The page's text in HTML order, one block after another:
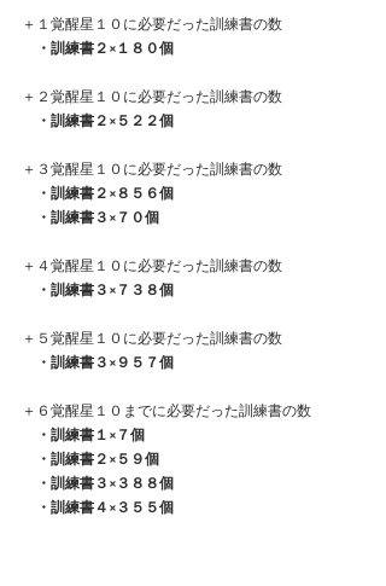
＋１覚醒星１０に必要だった訓練書の数
・訓練書２×１８０個
＋２覚醒星１０に必要だった訓練書の数
・訓練書２×５２２個
＋３覚醒星１０に必要だった訓練書の数
・訓練書２×８５６個
・訓練書３×７０個
＋４覚醒星１０に必要だった訓練書の数
・訓練書３×７３８個
＋５覚醒星１０に必要だった訓練書の数
・訓練書３×９５７個
＋６覚醒星１０までに必要だった訓練書の数
・訓練書１×７個
・訓練書２×５９個
・訓練書３×３８８個
・訓練書４×３５５個